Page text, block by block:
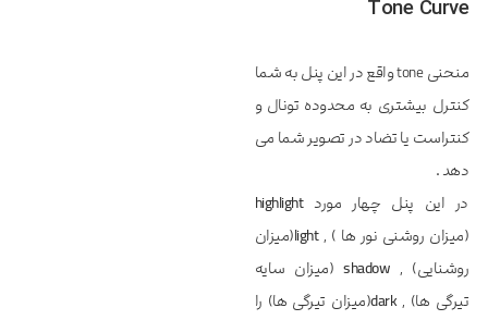
Tone Curve
منحنی tone واقع در این پنل به شما
کنترل بیشتری به محدوده تونال و
کنتراست یا تضاد در تصویر شما می
دهد .
در این پنل چهار موردhighlight
(میزان روشنی نور ها ) ,light(میزان
روشنایی) , shadow(میزان سایه
تیرگی ها) ,dark(میزان تیرگی ها) را